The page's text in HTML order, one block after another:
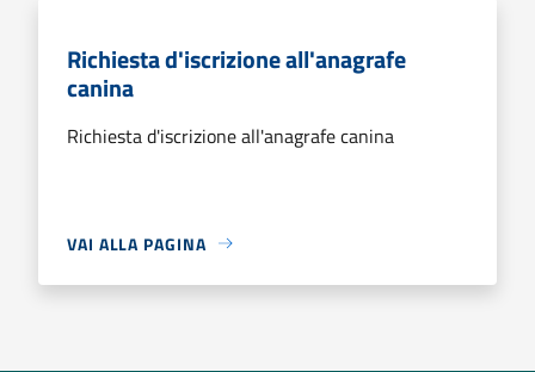
Richiesta d'iscrizione all'anagrafe
canina
Richiesta d'iscrizione all'anagrafe canina
VAI ALLA PAGINA